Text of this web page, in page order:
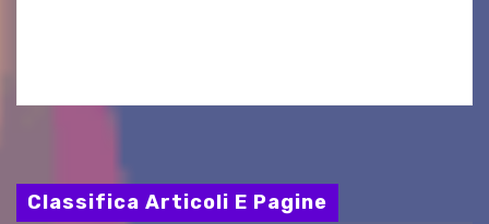
Classifica Articoli E Pagine